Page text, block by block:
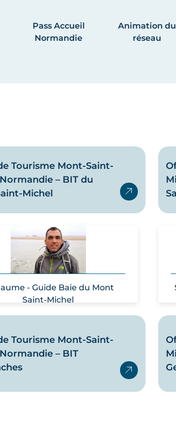
Pass Accueil
Normandie
Animation du
réseau
Tourisme Mont-Saint-
– BIT du
Michel
- Guide Baie du Mont
Saint-Michel
Tourisme Mont-Saint-
– BIT